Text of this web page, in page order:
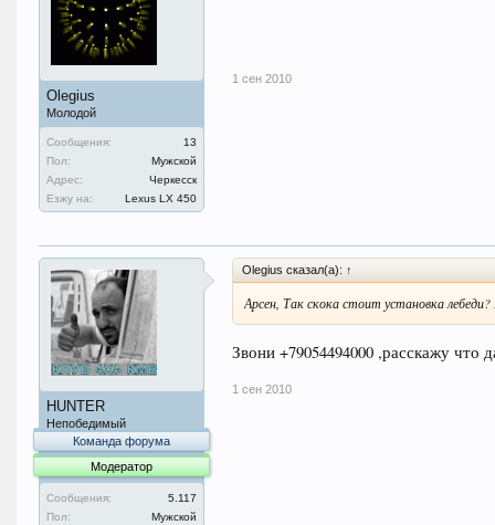
Olegius
Молодой
Сообщения:
13
Пол:
Мужской
Адрес:
Черкесск
Езжу на:
Lexus LX 450
1 сен 2010
HUNTER
Непобедимый
Команда форума
Модератор
Сообщения:
5.117
Пол:
Мужской
Olegius сказал(а): ↑
Арсен, Так скока стоит установка
Звони +79054494000 ,расскажу что
1 сен 2010